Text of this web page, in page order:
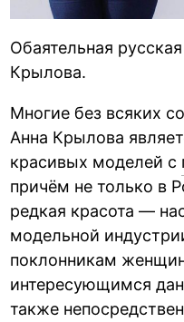
Обаятельная
Крылова.
Многие без всяких
Анна Крылова
красивых моделей с
причём не только в
редкая красота —
модельной
поклонникам
интересующимся
также